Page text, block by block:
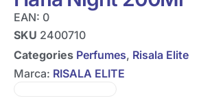
EAN: 0
SKU 2400710
Categories Perfumes, Risala Elite
Marca: RISALA ELITE